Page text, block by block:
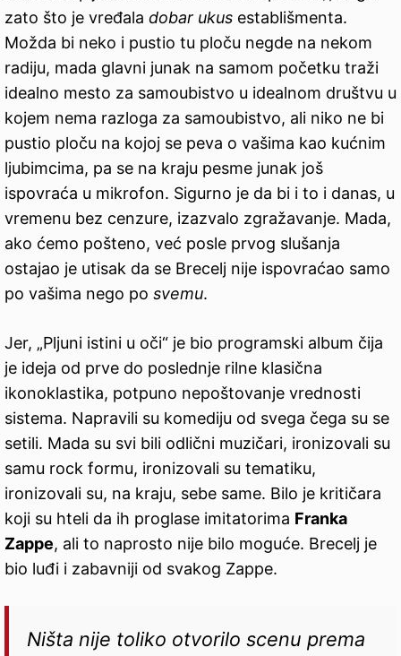
zato što je vređala dobar ukus establišmenta.
Možda bi neko i pustio tu ploču negde na nekom
radiju, mada glavni junak na samom početku traži
idealno mesto za samoubistvo u idealnom društvu u
kojem nema razloga za samoubistvo, ali niko ne bi
pustio ploču na kojoj se peva o vašima kao kućnim
ljubimcima, pa se na kraju pesme junak još
ispovraća u mikrofon. Sigurno je da bi i to i danas, u
vremenu bez cenzure, izazvalo zgražavanje. Mada,
ako ćemo pošteno, već posle prvog slušanja
ostajao je utisak da se Brecelj nije ispovraćao samo
po vašima nego po svemu.
Jer, „Pljuni istini u oči“ je bio programski album čija
je ideja od prve do poslednje rilne klasična
ikonoklastika, potpuno nepoštovanje vrednosti
sistema. Napravili su komediju od svega čega su se
setili. Mada su svi bili odlični muzičari, ironizovali su
samu rock formu, ironizovali su tematiku,
ironizovali su, na kraju, sebe same. Bilo je kritičara
koji su hteli da ih proglase imitatorima Frаnka
Zappe, ali to naprosto nije bilo moguće. Brecelj je
bio luđi i zabavniji od svakog Zappe.
Ništa nije toliko otvorilo scenu prema